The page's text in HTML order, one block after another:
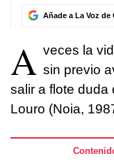
Añade a La Voz
A veces la
sin previo
salir a flote duda
Louro (Noia,